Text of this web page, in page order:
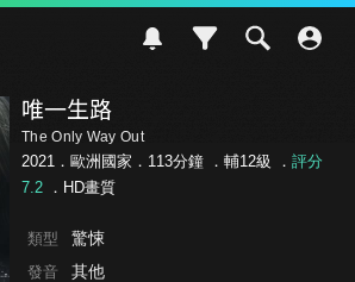
唯一生路
The Only Way Out
2021．歐洲國家．113分鐘 ． 輔12級 ． 評分
7.2．HD畫質
類型 驚悚
發音 其他